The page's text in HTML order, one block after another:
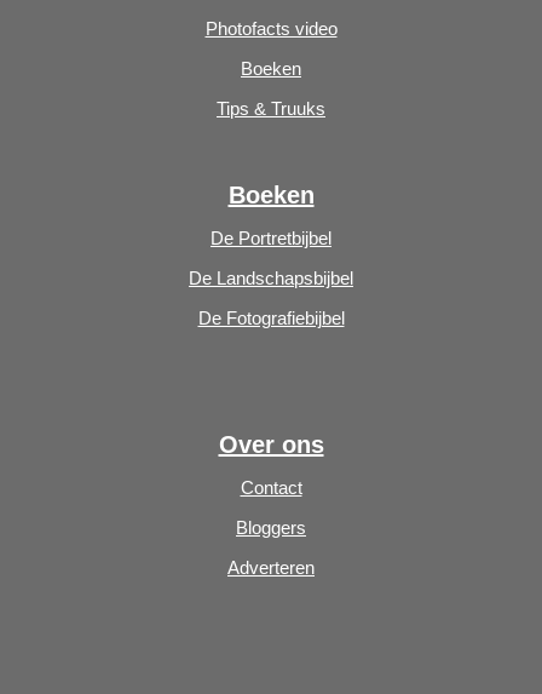
Photofacts video
Boeken
Tips & Truuks
Boeken
De Portretbijbel
De Landschapsbijbel
De Fotografiebijbel
Over ons
Contact
Bloggers
Adverteren